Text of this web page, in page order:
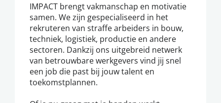
IMPACT brengt vakmanschap en motivatie
samen. We zijn gespecialiseerd in het
rekruteren van straffe arbeiders in bouw,
techniek, logistiek, productie en andere
sectoren. Dankzij ons uitgebreid netwerk
van betrouwbare werkgevers vind jij snel
een job die past bij jouw talent en
toekomstplannen.